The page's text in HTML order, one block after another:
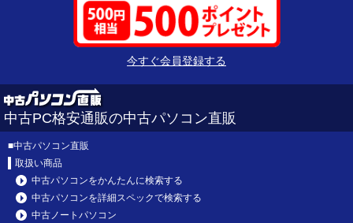
今すぐ会員登録する
中古PC格安通販の中古パソコン直販
■中古パソコン直販
取扱い商品
中古パソコンをかんたんに検索する
中古パソコンを詳細スペックで検索する
中古ノートパソコン